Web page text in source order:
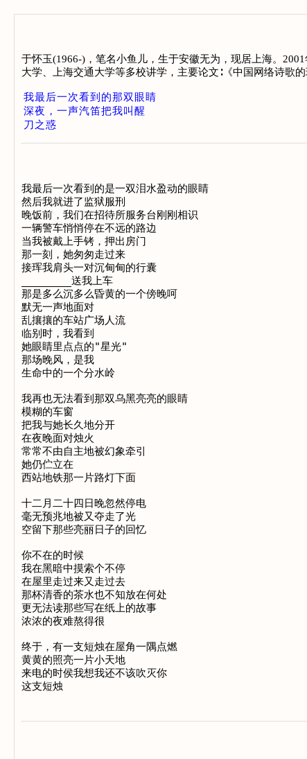
于怀玉(1966-)，笔名小鱼儿，生于安徽无为，现居上海。
大学、上海交通大学等多校讲学，主要论文∶《中国网络诗歌的
我最后一次看到的那双眼睛
深夜，一声汽笛把我叫醒
刀之惑
我最后一次看到的是一双泪水盈动的眼睛
然后我就进了监狱服刑
晚饭前，我们在招待所服务台刚刚相识
一辆警车悄悄停在不远的路边
当我被戴上手铐，押出房门
那一刻，她匆匆走过来
接珲我肩头一对沉甸甸的行囊
________送我上车
那是多么沉多么昏黄的一个傍晚呵
默无一声地面对
乱攘攘的车站广场人流
临别时，我看到
她眼睛里点点的"星光"
那场晚风，是我
生命中的一个分水岭
我再也无法看到那双乌黑亮亮的眼睛
模糊的车窗
把我与她长久地分开
在夜晚面对烛火
常常不由自主地被幻象牵引
她仍伫立在
西站地铁那一片路灯下面
十二月二十四日晚忽然停电
毫无预兆地被又夺走了光
空留下那些亮丽日子的回忆
你不在的时候
我在黑暗中摸索个不停
在屋里走过来又走过去
那杯清香的茶水也不知放在何处
更无法读那些写在纸上的故事
浓浓的夜难熬得很
终于，有一支短烛在屋角一隅点燃
黄黄的照亮一片小天地
来电的时侯我想我还不该吹灭你